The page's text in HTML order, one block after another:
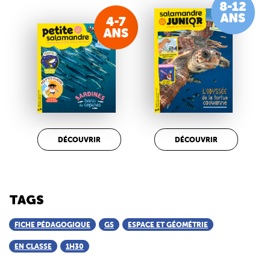
DÉCOUVRIR DÉCOUVRIR
TAGS
FICHE PÉDAGOGIQUE GS ESPACE ET GÉOMÉTRIE
EN CLASSE 1H30